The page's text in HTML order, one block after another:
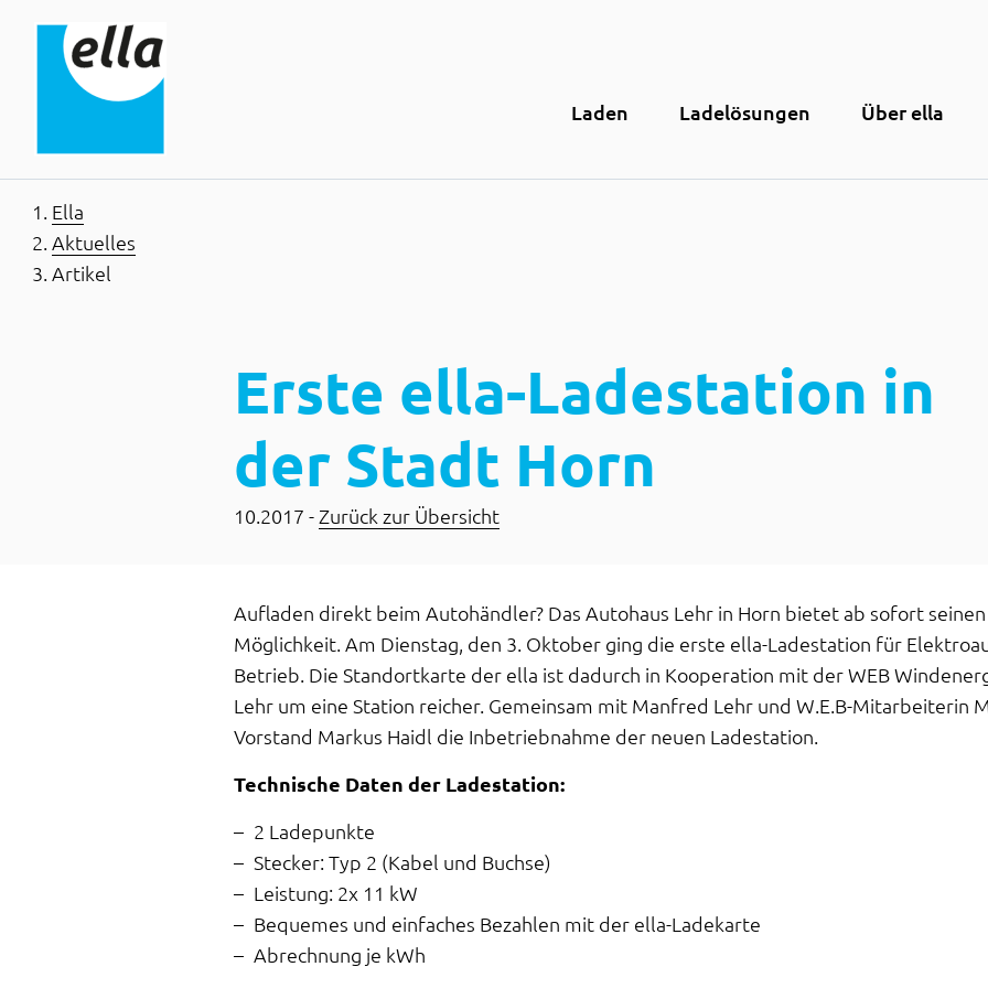
Laden Ladelösungen Über ella
Ella
Aktuelles
Artikel
Erste ella-Ladestation in
der Stadt Horn
10.2017 - Zurück zur Übersicht
Aufladen direkt beim Autohändler? Das Autohaus Lehr in Horn bietet ab sofort
Möglichkeit. Am Dienstag, den 3. Oktober ging die erste ella-Ladestation für
Betrieb. Die Standortkarte der ella ist dadurch in Kooperation mit der WEB
Lehr um eine Station reicher. Gemeinsam mit Manfred Lehr und W.E.B-Mitarbeiterin
Vorstand Markus Haidl die Inbetriebnahme der neuen Ladestation.
Technische Daten der Ladestation:
2 Ladepunkte
Stecker: Typ 2 (Kabel und Buchse)
Leistung: 2x 11 kW
Bequemes und einfaches Bezahlen mit der ella-Ladekarte
Abrechnung je kWh